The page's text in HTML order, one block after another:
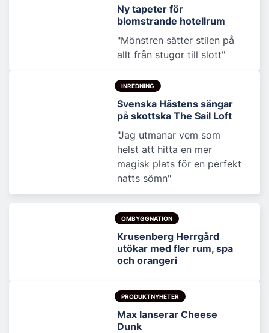
Ny tapeter för
blomstrande hotellrum
"Mönstren sätter stilen på
allt från stugor till slott"
INREDNING
Svenska Hästens sängar
på skottska The Sail Loft
"Jag utmanar vem som
helst att hitta en mer
magisk plats för en perfekt
natts sömn"
OMBYGGNATION
Krusenberg Herrgård
utökar med fler rum, spa
och orangeri
PRODUKTNYHETER
Max lanserar Cheese
Dunk